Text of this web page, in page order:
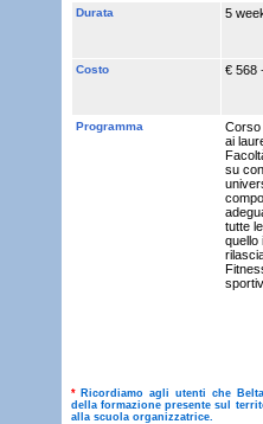
Durata 5
Costo € 568
Programma
Corso
ai
su
tutte
quello
* Ricordiamo agli utenti che
della formazione presente sul
alla scuola organizzatrice.